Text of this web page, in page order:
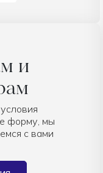
и
форму, мы
с вами